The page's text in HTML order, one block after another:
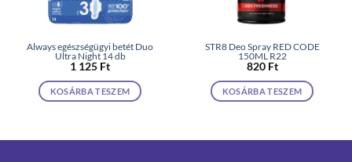
Always egészségügyi betét Duo
Ultra Night 14 db
1 125 Ft
KOSÁRBA TESZEM
STR8 Deo Spray RED CODE
150ML R22
820 Ft
KOSÁRBA TESZEM